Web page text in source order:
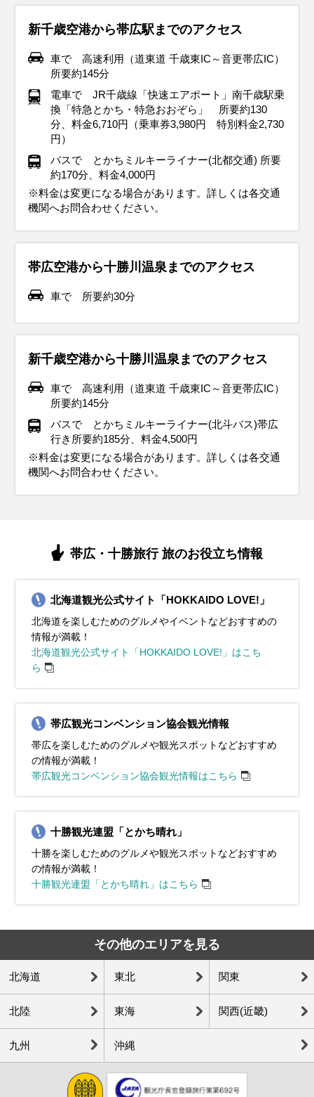
新千歳空港から帯広駅までのアクセス
車で 高速利用（道東道 千歳東IC～音更帯広IC）
所要約145分
電車で JR千歳線「快速エアポート」南千歳駅乗
換「特急とかち・特急おおぞら」 所要約130
分、料金6,710円（乗車券3,980円 特別料金2,730
円）
バスで とかちミルキーライナー(北都交通) 所要
約170分、料金4,000円
※料金は変更になる場合があります。詳しくは各交通
機関へお問合わせください。
帯広空港から十勝川温泉までのアクセス
車で 所要約30分
新千歳空港から十勝川温泉までのアクセス
車で 高速利用（道東道 千歳東IC～音更帯広IC）
所要約145分
バスで とかちミルキーライナー(北斗バス)帯広
行き所要約185分、料金4,500円
※料金は変更になる場合があります。詳しくは各交通
機関へお問合わせください。
帯広・十勝旅行 旅のお役立ち情報
北海道観光公式サイト「HOKKAIDO LOVE!」
北海道を楽しむためのグルメやイベントなどおすすめの
情報が満載！
北海道観光公式サイト「HOKKAIDO LOVE!」はこち
ら
帯広観光コンベンション協会観光情報
帯広を楽しむためのグルメや観光スポットなどおすすめ
の情報が満載！
帯広観光コンベンション協会観光情報はこちら
十勝観光連盟「とかち晴れ」
十勝を楽しむためのグルメや観光スポットなどおすすめ
の情報が満載！
十勝観光連盟「とかち晴れ」はこちら
その他のエリアを見る
北海道 東北 関東
北陸 東海 関西(近畿)
九州 沖縄